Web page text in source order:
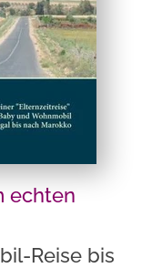
echten
Reise bis